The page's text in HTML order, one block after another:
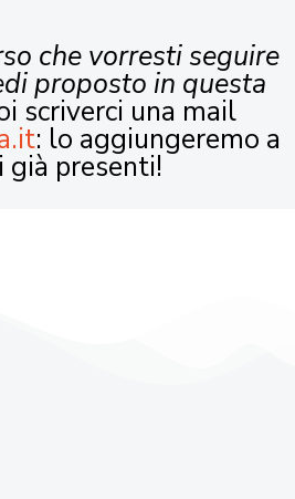
che vorresti seguire
proposto in questa
scriverci una mail
: lo aggiungeremo a
presenti!